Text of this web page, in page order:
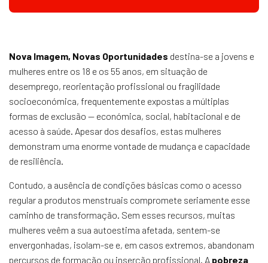
Nova Imagem, Novas Oportunidades destina-se a jovens e
mulheres entre os 18 e os 55 anos, em situação de
desemprego, reorientação profissional ou fragilidade
socioeconómica, frequentemente expostas a múltiplas
formas de exclusão — económica, social, habitacional e de
acesso à saúde. Apesar dos desafios, estas mulheres
demonstram uma enorme vontade de mudança e capacidade
de resiliência.
Contudo, a ausência de condições básicas como o acesso
regular a produtos menstruais compromete seriamente esse
caminho de transformação. Sem esses recursos, muitas
mulheres veêm a sua autoestima afetada, sentem-se
envergonhadas, isolam-se e, em casos extremos, abandonam
percursos de formação ou inserção profissional. A pobreza